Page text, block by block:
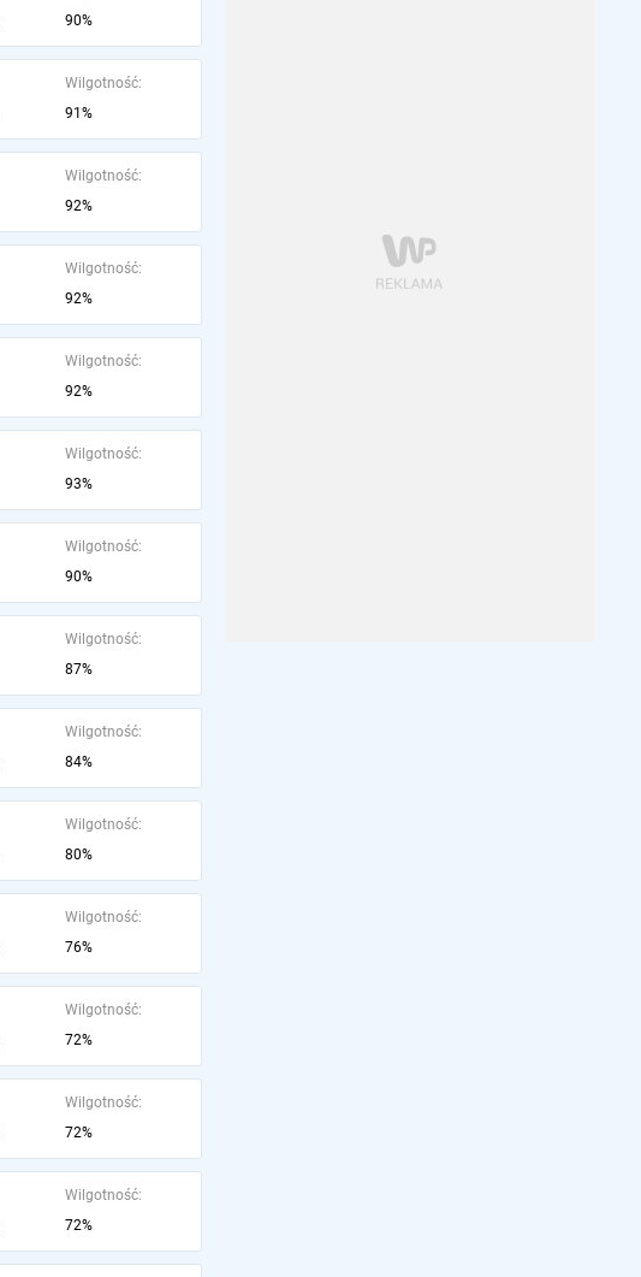
90%
Wilgotność:
91%
Wilgotność:
92%
Wilgotność:
92%
Wilgotność:
92%
Wilgotność:
93%
Wilgotność:
90%
Wilgotność:
87%
Wilgotność:
84%
Wilgotność:
80%
Wilgotność:
76%
Wilgotność:
72%
Wilgotność:
72%
Wilgotność:
72%